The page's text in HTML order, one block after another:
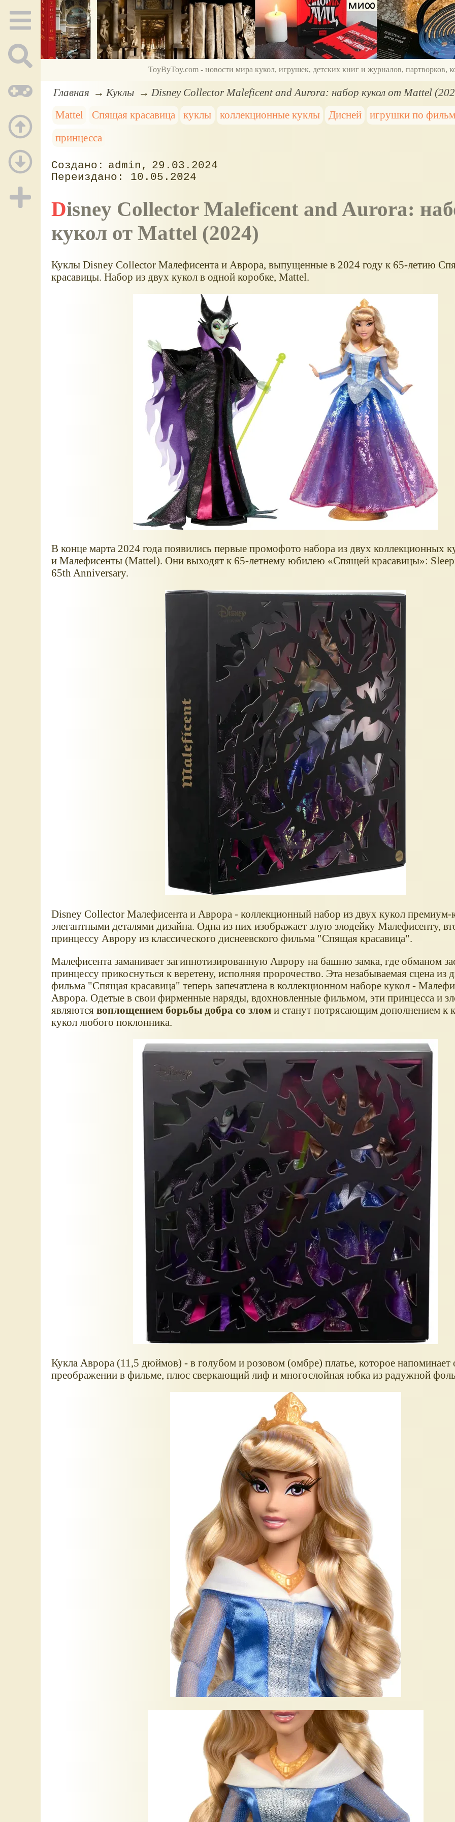
ToyByToy.com - новости мира кукол, игрушек, детских книг и журналов, партворков,
Главная Куклы
Disney Collector Maleficent and Aurora: набор кукол от Mattel
Mattel
Спящая красавица куклы коллекционные куклы Дисней
игрушки по
принцесса
admin
29.03.2024
10.05.2024
Disney Collector Maleficent and Aurora: набор
кукол от Mattel (2024)
Куклы Disney Collector Малефисента и Аврора, выпущенные в 2024 году к 65-летию
красавицы. Набор из двух кукол в одной коробке, Mattel.
В конце марта 2024 года появились первые промофото набора из двух коллекционных
и Малефисенты (Mattel). Они выходят к 65-летнему юбилею
Спящей красавицы :
65th Anniversary.
Disney Collector Малефисента и Аврора - коллекционный набор из двух кукол премиум-
элегантными деталями дизайна. Одна из них изображает злую злодейку Малефисенту,
принцессу Аврору из классического диснеевского фильма "Спящая красавица".
Малефисента заманивает загипнотизированную Аврору на башню замка, где обманом
принцессу прикоснуться к веретену, исполняя пророчество. Эта незабываемая сцена из
фильма "Спящая красавица" теперь запечатлена в коллекционном наборе кукол -
Аврора. Одетые в свои фирменные наряды, вдохновленные фильмом, эти принцесса и
являются воплощением борьбы добра со зломи станут потрясающим дополнением к
кукол любого поклонника.
Кукла Аврора (11,5 дюймов) - в голубом и розовом (омбре) платье, которое напоминает
преображении в фильме, плюс сверкающий лиф и многослойная юбка из радужной